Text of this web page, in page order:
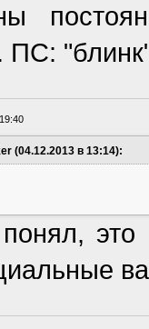
ПС:
(04.12.2013 в 13:14):
это